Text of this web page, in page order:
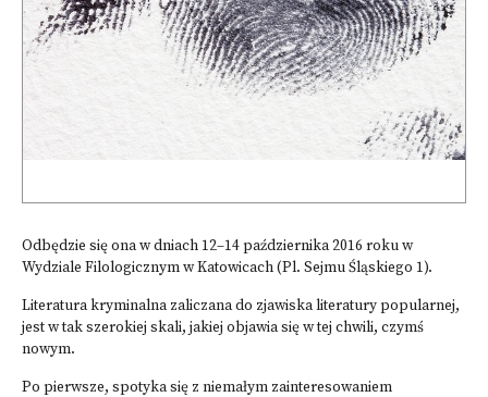
Odbędzie się ona w dniach 12–14 października 2016 roku w
Wydziale Filologicznym w Katowicach (Pl. Sejmu Śląskiego 1).
Literatura kryminalna zaliczana do zjawiska literatury popularnej,
jest w tak szerokiej skali, jakiej objawia się w tej chwili, czymś
nowym.
Po pierwsze, spotyka się z niemałym zainteresowaniem